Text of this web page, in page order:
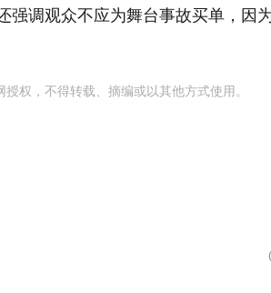
强调观众不应为舞台事故买单，因
权，不得转载、摘编或以其他方式使用。
(